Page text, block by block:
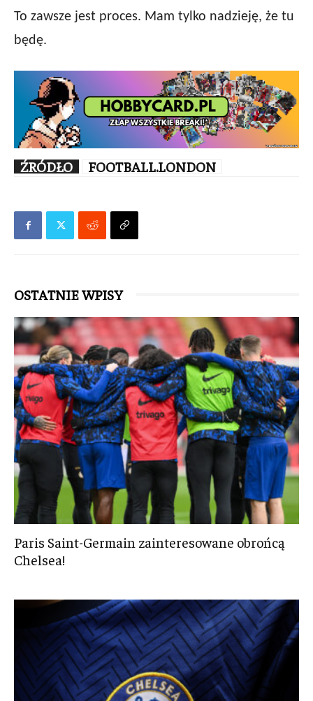
To zawsze jest proces. Mam tylko nadzieję, że tu
będę.
ŹRÓDŁO FOOTBALL.LONDON
OSTATNIE WPISY
Paris Saint-Germain zainteresowane obrońcą
Chelsea!